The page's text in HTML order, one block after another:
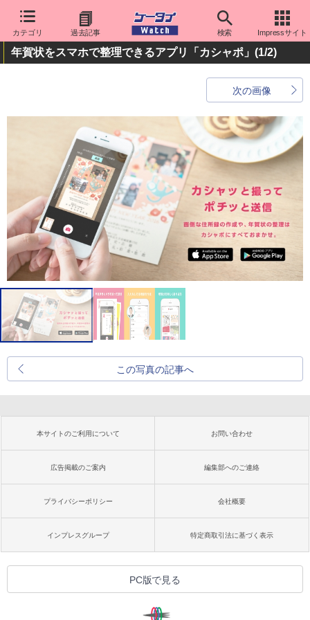
カテゴリ 過去記事 検索 Impressサイト
年賀状をスマホで整理できるアプリ「カシャポ」 (1/2)
次の画像
この写真の記事へ
本サイトのご利用について お問い合わせ
広告掲載のご案内 編集部へのご連絡
プライバシーポリシー 会社概要
インプレスグループ 特定商取引法に基づく表示
PC版で見る